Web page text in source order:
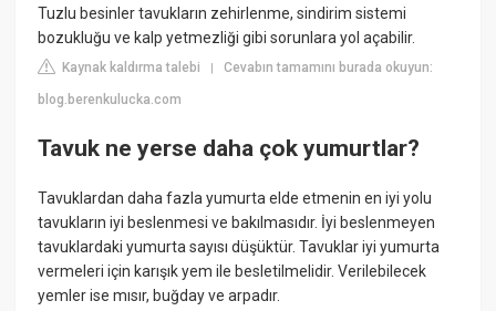
Tuzlu besinler tavukların zehirlenme, sindirim sistemi
bozukluğu ve kalp yetmezliği gibi sorunlara yol açabilir.
Kaynak kaldırma talebi |Cevabın tamamını burada okuyun:
blog.berenkulucka.com
Tavuk ne yerse daha çok yumurtlar?
Tavuklardan daha fazla yumurta elde etmenin en iyi yolu
tavukların iyi beslenmesi ve bakılmasıdır. İyi beslenmeyen
tavuklardaki yumurta sayısı düşüktür. Tavuklar iyi yumurta
vermeleri için karışık yem ile besletilmelidir. Verilebilecek
yemler ise mısır, buğday ve arpadır.